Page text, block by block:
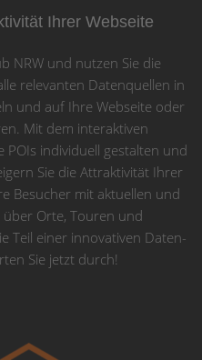
Ihrer Webseite
NRW und nutzen Sie die
relevanten Datenquellen in
und auf Ihre Webseite oder
Mit dem interaktiven
POIs individuell gestalten und
Sie die Attraktivität Ihrer
Besucher mit aktuellen und
Orte, Touren und
Teil einer innovativen Daten-
Sie jetzt durch!